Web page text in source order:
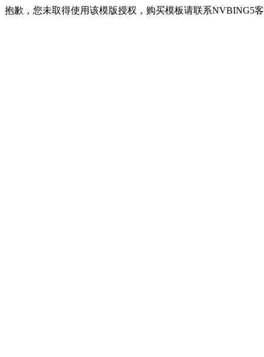
抱歉，您未取得使用该模版授权，购买模板请联系NVBING5客